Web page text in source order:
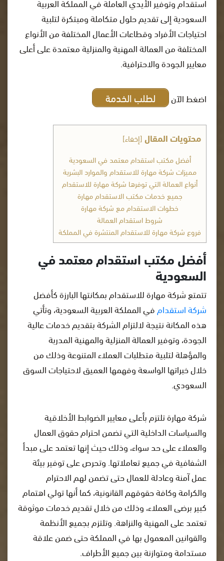
السعودية إلى تقديم حلول متكاملة ومبتكرة لتلبية
احتياجات الأفراد وقطاعات الأعمال المختلفة من الأنواع
المختلفة من العمالة المهنية والمنزلية معتمدة على أعلى
معايير الجودة والاحترافية.
اضغط الآن لطلب الخدمة
محتويات المقال[إخفاء]
أفضل مكتب استقدام معتمد في السعودية
مميزات شركة مهارة للاستقدام والموارد البشرية
أنواع العمالة التي توفرها شركة مهارة للاستقدام
جميع خدمات مكتب الاستقدام مهارة
خطوات الاستقدام مع شركة مهارة
شروط استقدام العمالة
فروع شركة مهارة للاستقدام المنتشرة في المملكة
أفضل مكتب استقدام معتمد في
السعودية
تتمتع شركة مهارة للاستقدام بمكانتها البارزة كأفضل
شركة استقدامفي المملكة العربية السعودية، وتأتي
هذه المكانة نتيجة لالتزام الشركة بتقديم خدمات عالية
الجودة، وتوفير العمالة المنزلية والمهنية المدربة
والمؤهلة لتلبية متطلبات العملاء المتنوعة وذلك من
خلال خبراتها الواسعة وفهمها العميق لاحتياجات السوق
السعودي.
شركة مهارة تلتزم بأعلى معايير الضوابط الأخلاقية
والسياسات الداخلية التي تضمن احترام حقوق العمال
والعملاء على حد سواء، وذلك حيث إنها تعتمد على مبدأ
الشفافية في جميع تعاملاتها. وتحرص على توفير بيئة
عمل آمنة وعادلة للعمال حتى تضمن لهم الاحترام
والكرامة وكافة حقوقهم القانونية، كما أنها تولي اهتمام
كبير برضى العملاء، وذلك من خلال تقديم خدمات موثوقة
تعتمد على المهنية والنزاهة. وتلتزم بجميع الأنظمة
والقوانين المعمول بها في المملكة حتى ضمن علاقة
مستدامة ومتوازنة بين جميع الأطراف.